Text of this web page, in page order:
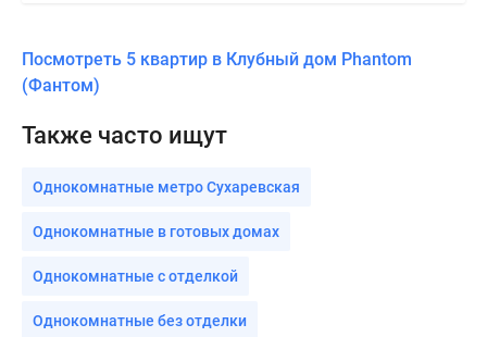
Посмотреть 5 квартир в Клубный дом Phantom
(Фантом)
Также часто ищут
Однокомнатные метро Сухаревская
Однокомнатные в готовых домах
Однокомнатные с отделкой
Однокомнатные без отделки